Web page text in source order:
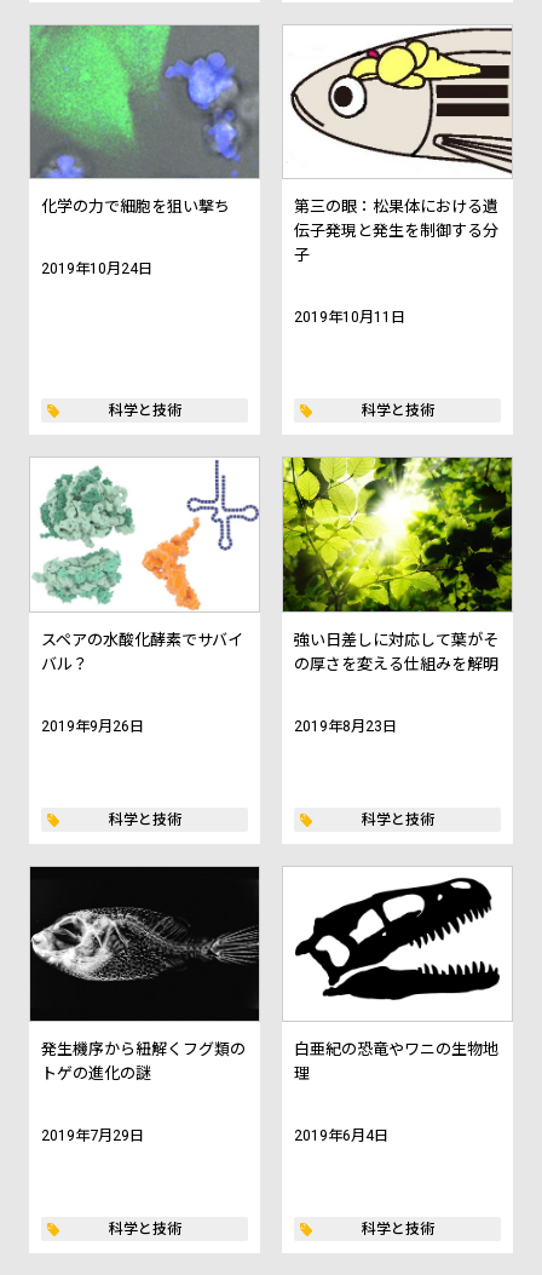
化学の力で細胞を狙い撃ち
2019年10月24日
科学と技術
第三の眼：松果体における遺
伝子発現と発生を制御する分
子
2019年10月11日
科学と技術
スペアの水酸化酵素でサバイ
バル？
2019年9月26日
科学と技術
強い日差しに対応して葉がそ
の厚さを変える仕組みを解明
2019年8月23日
科学と技術
発生機序から紐解くフグ類の
トゲの進化の謎
2019年7月29日
科学と技術
白亜紀の恐竜やワニの生物地
理
2019年6月4日
科学と技術